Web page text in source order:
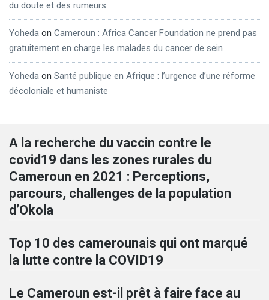
du doute et des rumeurs
Yoheda on Cameroun : Africa Cancer Foundation ne prend pas
gratuitement en charge les malades du cancer de sein
Yoheda on Santé publique en Afrique : l’urgence d’une réforme
décoloniale et humaniste
A la recherche du vaccin contre le
covid19 dans les zones rurales du
Cameroun en 2021 : Perceptions,
parcours, challenges de la population
d’Okola
Top 10 des camerounais qui ont marqué
la lutte contre la COVID19
Le Cameroun est-il prêt à faire face au